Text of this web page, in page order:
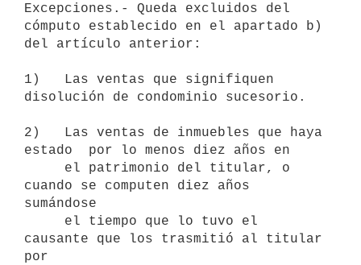
Excepciones.- Queda excluidos del
cómputo establecido en el apartado b)
del artículo anterior:
1)   Las ventas que signifiquen
disolución de condominio sucesorio.
2)   Las ventas de inmuebles que haya
estado  por lo menos diez años en
cuando se computen diez años
sumándose
causante que los trasmitió al titular
por